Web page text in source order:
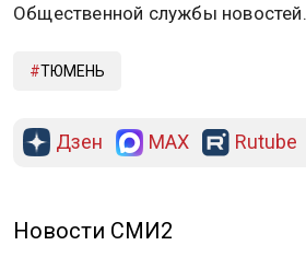
Общественной службы новостей.
ТЮМЕНЬ
Дзен MAX Rutube
Новости СМИ2